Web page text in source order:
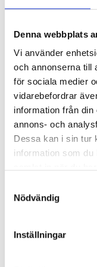
Denna webbplats
Vi använder
och annonserna till
för sociala medier
vidarebefordrar
information från
annons- och
Dessa kan i sin tur
information som du
Nödvändig
Inställningar
och umgänge i
farleden och
med dess otaliga
perfekt
havet och en
Fakta